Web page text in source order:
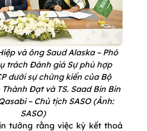
và ông Saud Alaska – Phó
trách Đánh giá Sự phù hợp
dưới sự chứng kiến của Bộ
Đạt và TS. Saad Bin Bin
– Chủ tịch SASO (Ảnh:
SASO)
tưởng rằng việc ký kết thoả